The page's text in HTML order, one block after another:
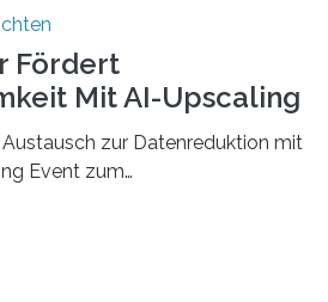
Fördert
Mit AI-Upscaling
zur Datenreduktion mit
Event zum
Agentur für